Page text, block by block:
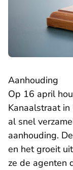
Aanhouding
Op 16 april
Kanaalstraat
al snel
aanhouding.
en het groeit
ze de agenten